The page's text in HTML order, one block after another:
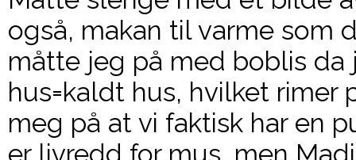
også, makan til varme som
måtte jeg på med boblis
hus=kaldt hus, hvilket rimer
meg på at vi faktisk har en